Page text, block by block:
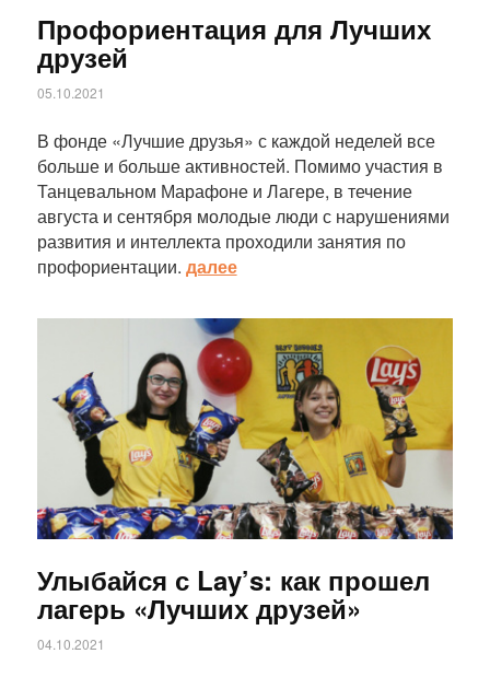
Профориентация для Лучших
друзей
05.10.2021
В фонде «Лучшие друзья» с каждой неделей все
больше и больше активностей. Помимо участия в
Танцевальном Марафоне и Лагере, в течение
августа и сентября молодые люди с нарушениями
развития и интеллекта проходили занятия по
профориентации. далее
Улыбайся с Lay’s: как прошел
лагерь «Лучших друзей»
04.10.2021